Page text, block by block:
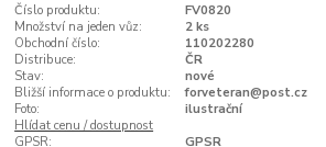
Číslo produktu:
FV0820
Množství na jeden vůz:
2 ks
Obchodní číslo:
110202280
Distribuce:
ČR
Stav:
nové
Bližší informace o produktu:
forveteran@post.cz
Foto:
ilustrační
Hlídat cenu / dostupnost
GPSR:
GPSR